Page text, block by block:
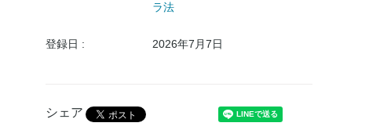
ラ法
登録日 : 2026年7月7日
シェア